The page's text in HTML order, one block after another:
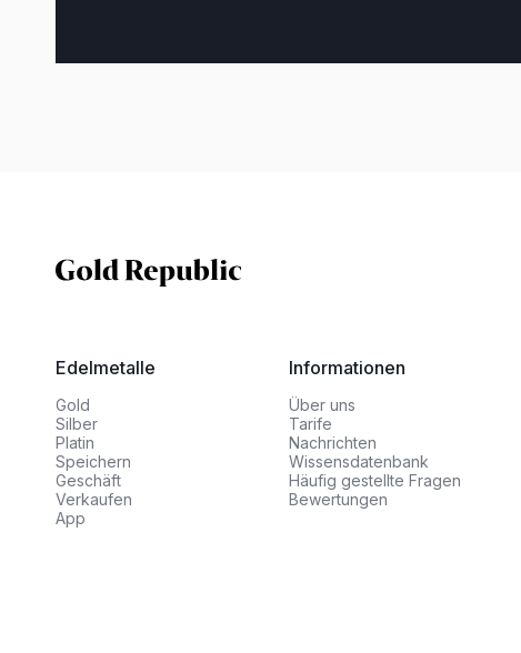
Edelmetalle
Gold
Silber
Platin
Speichern
Geschäft
Verkaufen
App
Informationen
Über uns
Tarife
Nachrichten
Wissensdatenbank
Häufig gestellte Fragen
Bewertungen